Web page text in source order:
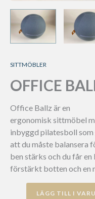
SITTMÖBLER
OFFICE
Office Ballz är en
ergonomisk sittmöbel
inbyggd pilatesboll
att du måste balansera
ben stärks och du får
förstärkt botten och en
LÄGG TILL I